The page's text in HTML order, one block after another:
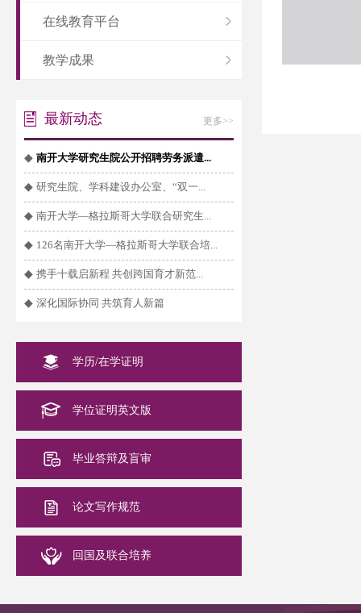
在线教育平台
教学成果
最新动态 更多>>
◆ 南开大学研究生院公开招聘劳务派遣...
◆ 研究生院、学科建设办公室、“双一...
◆ 南开大学—格拉斯哥大学联合研究生...
◆ 126名南开大学—格拉斯哥大学联合培...
◆ 携手十载启新程 共创跨国育才新范...
◆ 深化国际协同 共筑育人新篇
学历/在学证明
学位证明英文版
毕业答辩及盲审
论文写作规范
回国及联合培养